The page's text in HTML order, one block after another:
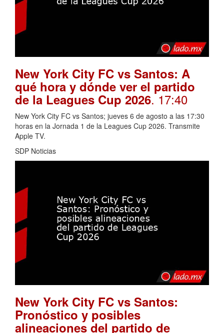
New York City FC vs Santos: A
qué hora y dónde ver el partido
de la Leagues Cup 2026. 17:40
New York City FC vs Santos; jueves 6 de agosto a las 17:30
horas en la Jornada 1 de la Leagues Cup 2026. Transmite
Apple TV.
SDP Noticias
New York City FC vs Santos:
Pronóstico y posibles
alineaciones del partido de